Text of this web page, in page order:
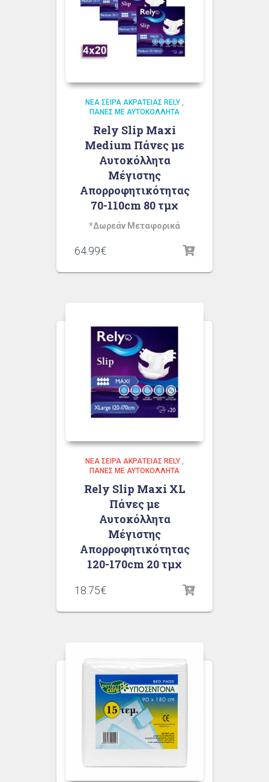
ΝΈΑ ΣΕΙΡΆ ΑΚΡΆΤΕΙΑΣ RELY ,
ΠΆΝΕΣ ΜΕ ΑΥΤΟΚΌΛΛΗΤΑ
Rely Slip Maxi
Medium Πάνες με
Αυτοκόλλητα
Μέγιστης
Απορροφητικότητας
70-110cm 80 τμχ
*Δωρεάν Μεταφορικά
64.99€
ΝΈΑ ΣΕΙΡΆ ΑΚΡΆΤΕΙΑΣ RELY ,
ΠΆΝΕΣ ΜΕ ΑΥΤΟΚΌΛΛΗΤΑ
Rely Slip Maxi XL
Πάνες με
Αυτοκόλλητα
Μέγιστης
Απορροφητικότητας
120-170cm 20 τμχ
18.75€